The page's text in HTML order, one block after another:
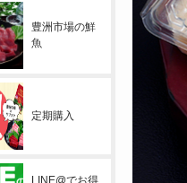
豊洲市場の鮮
魚
定期購入
LINE@でお得